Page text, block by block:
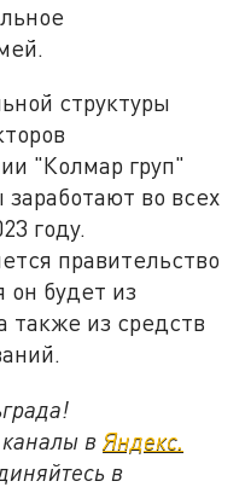
структуры
"Колмар груп"
во всех
году.
правительство
он будет из
также из средств
вЯндекс.
в